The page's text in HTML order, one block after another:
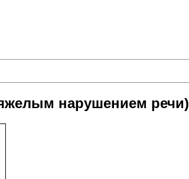
нарушением речи)